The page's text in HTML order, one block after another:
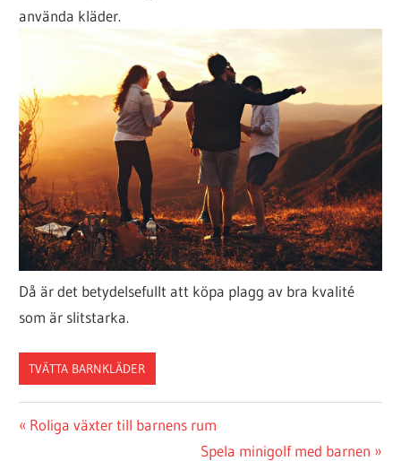
använda kläder.
Då är det betydelsefullt att köpa plagg av bra kvalité
som är slitstarka.
TVÄTTA BARNKLÄDER
Inläggsnavigering
Previous
Roliga växter till barnens rum
Next
Spela minigolf med barnen